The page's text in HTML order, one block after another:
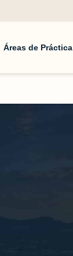
Áreas de Práctica